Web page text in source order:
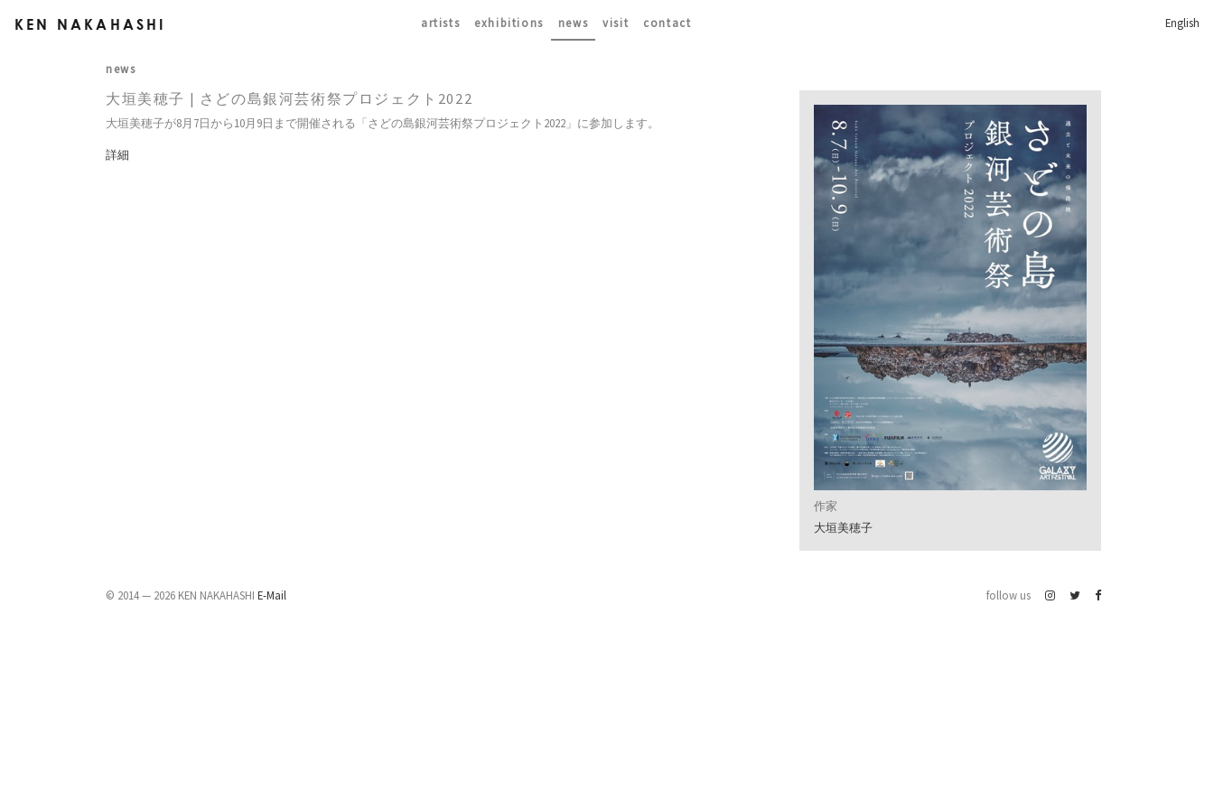
KEN NAKAHASHI artists exhibitions news visit contact English
news
大垣美穂子 | さどの島銀河芸術祭プロジェクト2022
大垣美穂子が8月7日から10月9日まで開催される「さどの島銀河芸術祭プロジェクト2022」に参加します。
詳細
作家
大垣美穂子
© 2014 — 2026 KEN NAKAHASHI E-Mail follow us